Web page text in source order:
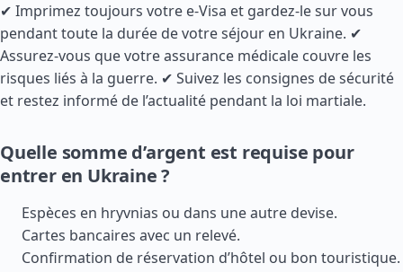
✔ Imprimez toujours votre e-Visa et gardez-le sur vous
pendant toute la durée de votre séjour en Ukraine. ✔
Assurez-vous que votre assurance médicale couvre les
risques liés à la guerre. ✔ Suivez les consignes de sécurité
et restez informé de l’actualité pendant la loi martiale.
Quelle somme d’argent est requise pour
entrer en Ukraine ?
Espèces en hryvnias ou dans une autre devise.
Cartes bancaires avec un relevé.
Confirmation de réservation d’hôtel ou bon touristique.